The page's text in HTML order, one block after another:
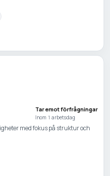
Tar emot förfrågningar
Inom 1 arbetsdag
med fokus på struktur och